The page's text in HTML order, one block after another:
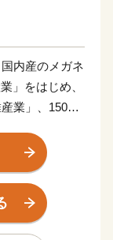
内産のメガネ
」をはじめ、
業」、1500
業が集積した
工技術を生か
出していま